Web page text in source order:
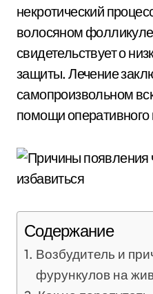
некротический
волосяном
свидетельствует о
защиты. Лечение
самопроизвольном
помощи
Содержание
Возбудитель и
фурункулов на